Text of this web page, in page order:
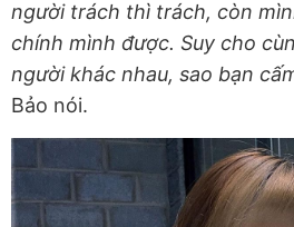
người trách thì trách, còn
chính mình được. Suy cho
người khác nhau, sao bạn
Bảo nói.